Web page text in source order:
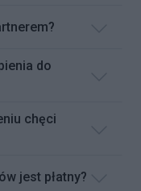
do
chęci
jest płatny?